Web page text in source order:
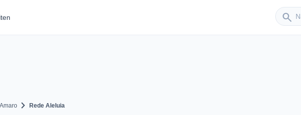
search
chevron_right Rede Aleluia